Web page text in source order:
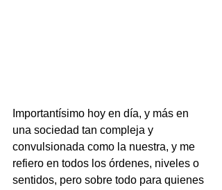
Importantísimo hoy en día, y más en
una sociedad tan compleja y
convulsionada como la nuestra, y me
refiero en todos los órdenes, niveles o
sentidos, pero sobre todo para quienes